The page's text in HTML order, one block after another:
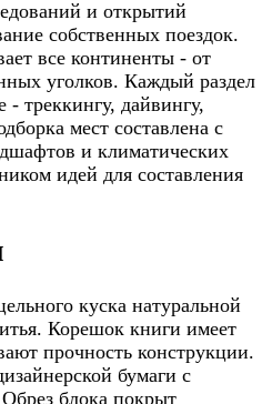
и открытий
собственных поездок.
все континенты - от
уголков. Каждый раздел
треккингу, дайвингу,
мест составлена с
и климатических
идей для составления
куска натуральной
Корешок книги имеет
прочность конструкции.
бумаги с
блока покрыт